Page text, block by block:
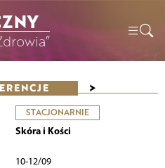
>
STACJONARNIE
Skóra i Kości
10-12/09